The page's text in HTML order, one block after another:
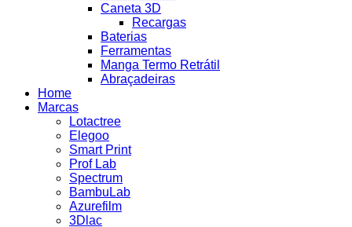
Caneta 3D
Recargas
Baterias
Ferramentas
Manga Termo Retrátil
Abraçadeiras
Home
Marcas
Lotactree
Elegoo
Smart Print
Prof Lab
Spectrum
BambuLab
Azurefilm
3Dlac